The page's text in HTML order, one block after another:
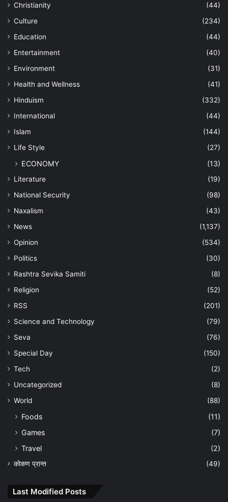
Christianity
(44)
Culture
(234)
Education
(44)
Entertainment
(40)
Environment
(31)
Health and Wellness
(41)
Hinduism
(332)
International
(44)
Islam
(144)
Life Style
(27)
ECONOMY (13)
Literature
(19)
National Security
(98)
Naxalism
(43)
News
(1,137)
Opinion
(534)
Politics
(30)
Rashtra Sevika Samiti
(8)
Religion
(52)
RSS
(201)
Science and Technology
(79)
Seva
(76)
Special Day
(150)
Tech
(2)
Uncategorized
(8)
World
(88)
Foods
(11)
Games
(7)
Travel
(2)
कोकण प्रान्त (49)
Last Modified Posts